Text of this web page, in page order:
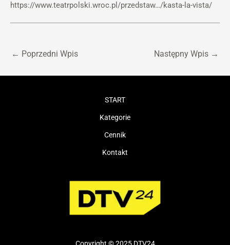
https://www.teatrpolski.wroc.pl/przedstaw…/kasta-la-vista/
← Poprzedni Wpis Następny Wpis →
START
Kategorie
Cennik
Kontakt